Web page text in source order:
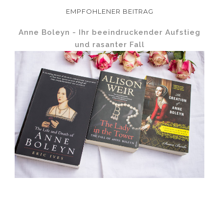
EMPFOHLENER BEITRAG
Anne Boleyn - Ihr beeindruckender Aufstieg
und rasanter Fall